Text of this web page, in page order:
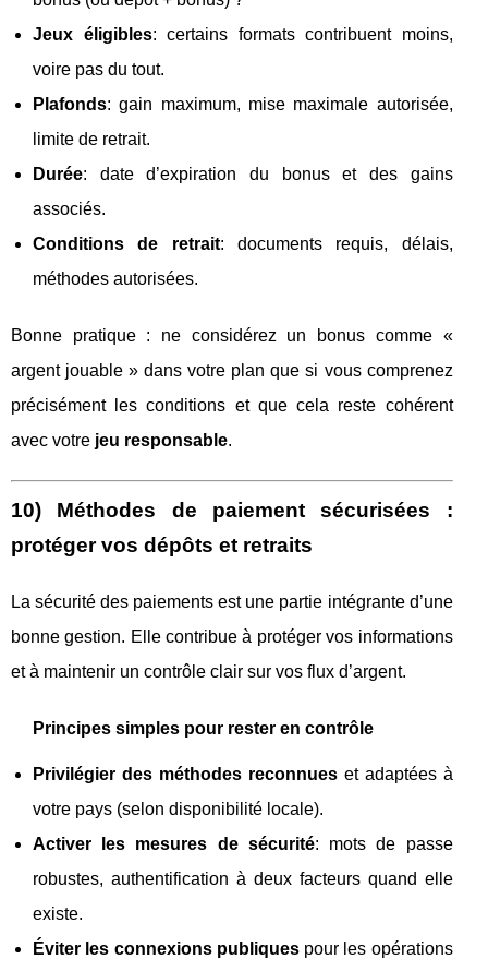
Jeux éligibles: certains formats contribuent moins,
voire pas du tout.
Plafonds: gain maximum, mise maximale autorisée,
limite de retrait.
Durée: date d’expiration du bonus et des gains
associés.
Conditions de retrait: documents requis, délais,
méthodes autorisées.
Bonne pratique : ne considérez un bonus comme «
argent jouable » dans votre plan que si vous comprenez
précisément les conditions et que cela reste cohérent
avec votre jeu responsable.
10) Méthodes de paiement sécurisées :
protéger vos dépôts et retraits
La sécurité des paiements est une partie intégrante d’une
bonne gestion. Elle contribue à protéger vos informations
et à maintenir un contrôle clair sur vos flux d’argent.
Principes simples pour rester en contrôle
Privilégier des méthodes reconnueset adaptées à
votre pays (selon disponibilité locale).
Activer les mesures de sécurité: mots de passe
robustes, authentification à deux facteurs quand elle
existe.
Éviter les connexions publiquespour les opérations